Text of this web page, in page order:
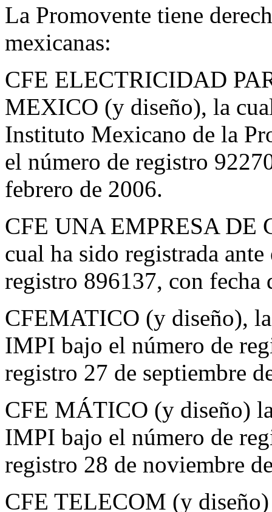
La Promovente tiene
mexicanas:
CFE ELECTRICIDAD
MEXICO (y diseño), la
Instituto Mexicano de la
el número de registro
febrero de 2006.
CFE UNA EMPRESA DE
cual ha sido registrada
registro 896137, con fecha
CFEMATICO (y diseño),
IMPI bajo el número de
registro 27 de septiembre
CFE MÁTICO (y diseño)
IMPI bajo el número de
registro 28 de noviembre
CFE TELECOM (y